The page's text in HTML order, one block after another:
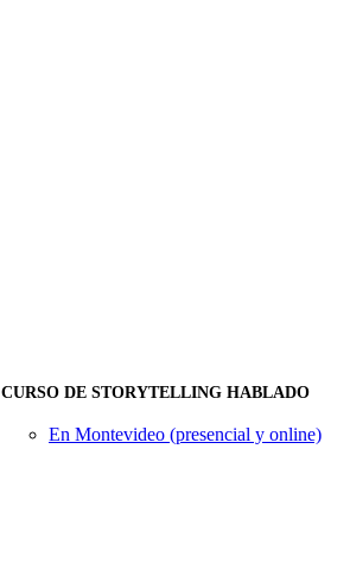
CURSO DE STORYTELLING HABLADO
En Montevideo (presencial y online)